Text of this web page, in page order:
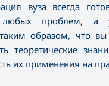
вуза всегда
проблем, а
образом, что
теоретические
их применения на